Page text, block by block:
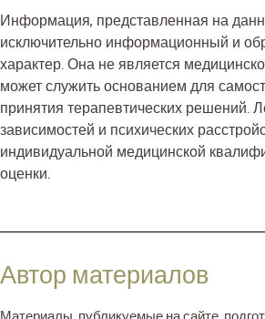
Информация, представленная на
исключительно информационный и
характер. Она не является
может служить основанием для
принятия терапевтических решений.
зависимостей и психических
индивидуальной медицинской
оценки.
Автор материалов